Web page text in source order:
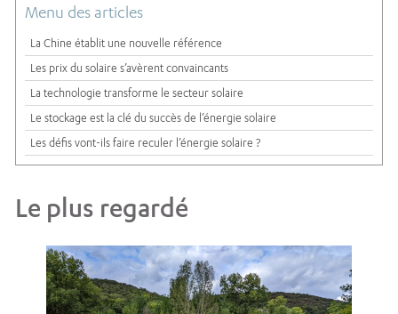
Menu des articles
La Chine établit une nouvelle référence
Les prix du solaire s’avèrent convaincants
La technologie transforme le secteur solaire
Le stockage est la clé du succès de l’énergie solaire
Les défis vont-ils faire reculer l’énergie solaire ?
Le plus regardé